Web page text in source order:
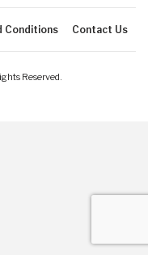
Conditions Contact Us
Reserved.